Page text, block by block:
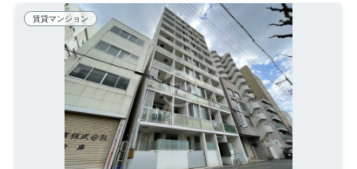
賃貸マンション